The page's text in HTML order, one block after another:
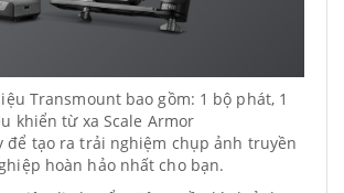
Transmount bao gồm: 1 bộ phát, 1
khiển từ xa Scale Armor
để tạo ra trải nghiệm chụp ảnh truyền
hoàn hảo nhất cho bạn.